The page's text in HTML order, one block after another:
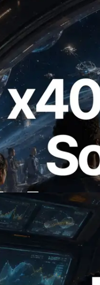
Solana RPC —
der KI-Agenten